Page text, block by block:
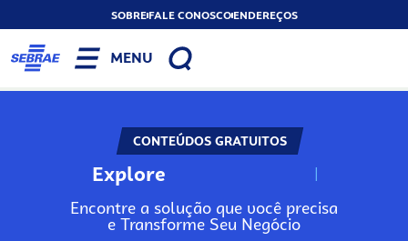
SOBREFALE CONOSCOENDEREÇOS
MENU
CONTEÚDOS GRATUITOS
Explore N
Encontre a solução que você precisa
e Transforme Seu Negócio